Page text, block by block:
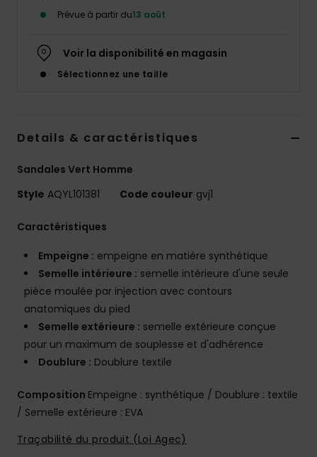
Prévue à partir du13 août
Voir la disponibilité en magasin
Sélectionnez une taille
Details & caractéristiques
Sandales Vert Homme
Style AQYL101381 Code couleur gvj1
Caractéristiques
Empeigne : empeigne en matière synthétique
Semelle intérieure : semelle intérieure d'une seule
pièce moulée par injection avec contours
anatomiques du pied
Semelle extérieure : semelle extérieure conçue
pour un maximum de souplesse et d'adhérence
Doublure : Doublure textile
Composition Empeigne : synthétique / Doublure : textile
/ Semelle extérieure : EVA
Traçabilité du produit (Loi Agec)